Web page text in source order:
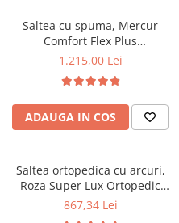
Top saltele 10 cm
Top saltele memory 5 cm
Top saltele MemoHR 6.5 cm
Saltele ieftine
Saltele cu plasa de arcuri
Saltele cu spuma
Mobilier bucatarie
Mese bucatarie
Scaune pentru bucatarie
Mobila bucatarie
Seturi mese si scaune bucatarie
Mobila hol
Suporturi si rafturi pantofi
Portmantouri
Saltea cu spuma, Mercur
Comfort Flex Plus
140x200x20cm, fermitate
hipoalergenica, husa
detasabila, Saltsib
1.215,00 Lei
ADAUGA IN COS
Saltea ortopedica cu arcuri,
Roza Super Lux Ortopedic
140x200x25cm, fermitate
867,34 Lei